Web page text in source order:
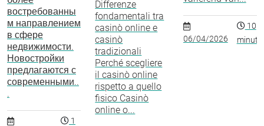
востребованны
м направлением
в сфере
недвижимости.
Новостройки
предлагаются с
современными..
.
1
Differenze
fondamentali tra
casinò online e
casinò
tradizionali
Perché scegliere
il casinò online
rispetto a quello
fisico Casinò
online o...
06/04/2026
10